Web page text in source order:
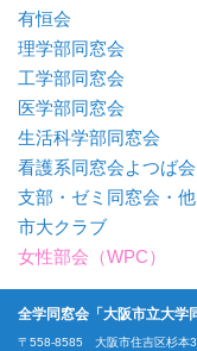
有恒会
理学部同窓会
工学部同窓会
医学部同窓会
生活科学部同窓会
看護系同窓会よつば会
支部・ゼミ同窓会・他
市大クラブ
女性部会（WPC）
全学同窓会「大阪市立大学
〒558-8585 大阪市住吉区杉本